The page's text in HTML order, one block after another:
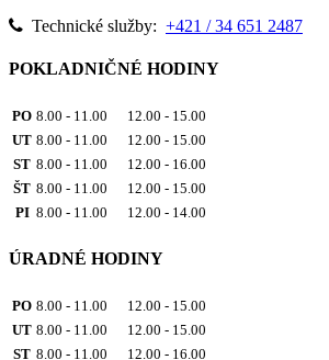
Technické služby: +421 / 34 651 2487
POKLADNIČNÉ HODINY
PO 8.00 - 11.00 12.00 - 15.00
UT 8.00 - 11.00 12.00 - 15.00
ST 8.00 - 11.00 12.00 - 16.00
ŠT 8.00 - 11.00 12.00 - 15.00
PI 8.00 - 11.00 12.00 - 14.00
ÚRADNÉ HODINY
PO 8.00 - 11.00 12.00 - 15.00
UT 8.00 - 11.00 12.00 - 15.00
ST 8.00 - 11.00 12.00 - 16.00